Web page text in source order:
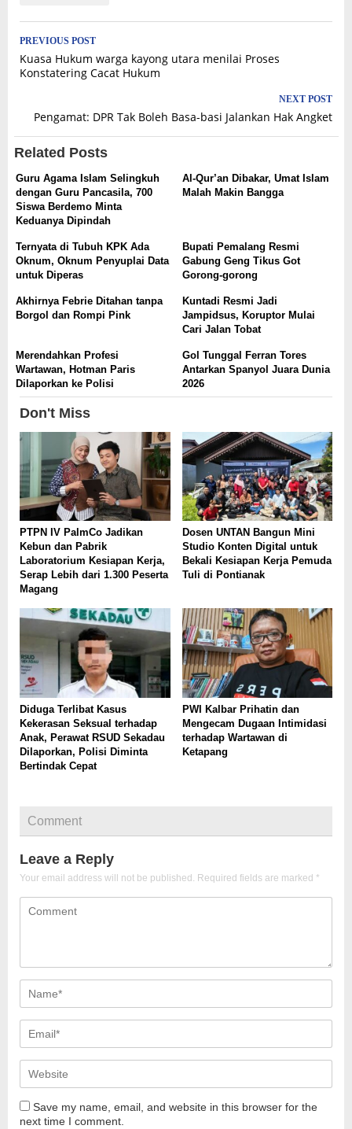
Post
navigation
PREVIOUS POST
Kuasa Hukum warga kayong utara menilai Proses
Konstatering Cacat Hukum
NEXT POST
Pengamat: DPR Tak Boleh Basa-basi Jalankan Hak Angket
Related Posts
Guru Agama Islam Selingkuh
dengan Guru Pancasila, 700
Siswa Berdemo Minta
Keduanya Dipindah
Al-Qur’an Dibakar, Umat Islam
Malah Makin Bangga
Ternyata di Tubuh KPK Ada
Oknum, Oknum Penyuplai Data
untuk Diperas
Bupati Pemalang Resmi
Gabung Geng Tikus Got
Gorong-gorong
Akhirnya Febrie Ditahan tanpa
Borgol dan Rompi Pink
Kuntadi Resmi Jadi
Jampidsus, Koruptor Mulai
Cari Jalan Tobat
Merendahkan Profesi
Wartawan, Hotman Paris
Dilaporkan ke Polisi
Gol Tunggal Ferran Tores
Antarkan Spanyol Juara Dunia
2026
Don't Miss
PTPN IV PalmCo Jadikan
Kebun dan Pabrik
Laboratorium Kesiapan Kerja,
Serap Lebih dari 1.300 Peserta
Magang
Dosen UNTAN Bangun Mini
Studio Konten Digital untuk
Bekali Kesiapan Kerja Pemuda
Tuli di Pontianak
Diduga Terlibat Kasus
Kekerasan Seksual terhadap
Anak, Perawat RSUD Sekadau
Dilaporkan, Polisi Diminta
Bertindak Cepat
PWI Kalbar Prihatin dan
Mengecam Dugaan Intimidasi
terhadap Wartawan di
Ketapang
Comment
Leave a Reply
Your email address will not be published. Required fields are marked *
Save my name, email, and website in this browser for the
next time I comment.